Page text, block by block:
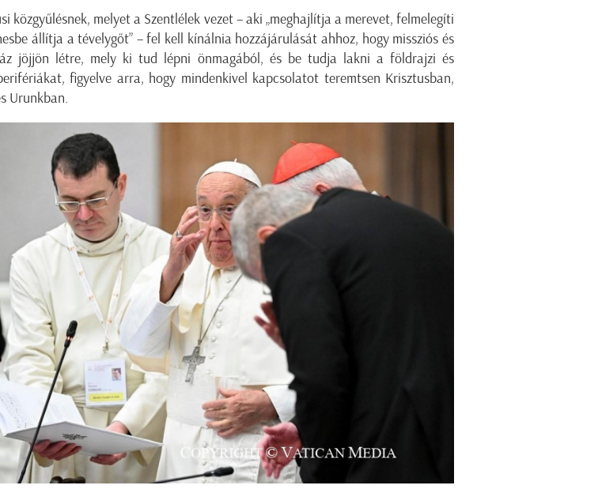
közgyűlésnek, melyet a Szentlélek vezet – aki „meghajlítja a merevet, felmelegíti
állítja a tévelygőt” – fel kell kínálnia hozzájárulását ahhoz, hogy missziós és
jöjjön létre, mely ki tud lépni önmagából, és be tudja lakni a földrajzi és
figyelve arra, hogy mindenkivel kapcsolatot teremtsen Krisztusban,
Urunkban.